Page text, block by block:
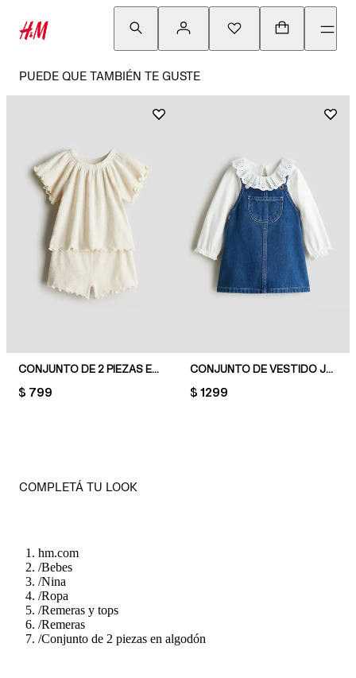
PUEDE QUE TAMBIÉN TE GUSTE
CONJUNTO DE 2 PIEZAS EN PUNTO ACANALADO
PRICE:
$ 799
CONJUNTO DE VESTIDO JUMPER Y REMERA
PRICE:
$ 1299
COMPLETÁ TU LOOK
hm.com
/Bebes
/Nina
/Ropa
/Remeras y tops
/Remeras
/Conjunto de 2 piezas en algodón